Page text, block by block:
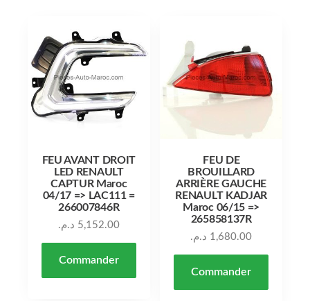
FEU AVANT DROIT
LED RENAULT
CAPTUR Maroc
04/17 => LAC111 =
266007846R
5,152.00 د.م.
Commander
FEU DE
BROUILLARD
ARRIÈRE GAUCHE
RENAULT KADJAR
Maroc 06/15 =>
265858137R
1,680.00 د.م.
Commander